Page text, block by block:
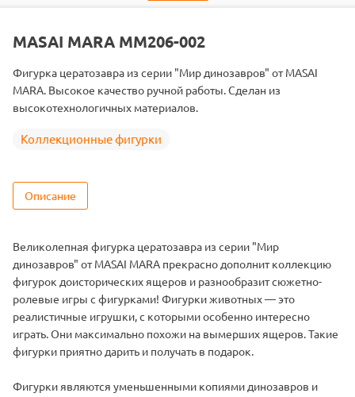
MASAI MARA MM206-002
Фигурка цератозавра из серии "Мир динозавров" от MASAI
MARA. Высокое качество ручной работы. Сделан из
высокотехнологичных материалов.
Коллекционные фигурки
Описание
Великолепная фигурка цератозавра из серии "Мир
динозавров" от MASAI MARA прекрасно дополнит коллекцию
фигурок доисторических ящеров и разнообразит сюжетно-
ролевые игры с фигурками! Фигурки животных — это
реалистичные игрушки, с которыми особенно интересно
играть. Они максимально похожи на вымерших ящеров. Такие
фигурки приятно дарить и получать в подарок.
Фигурки являются уменьшенными копиями динозавров и